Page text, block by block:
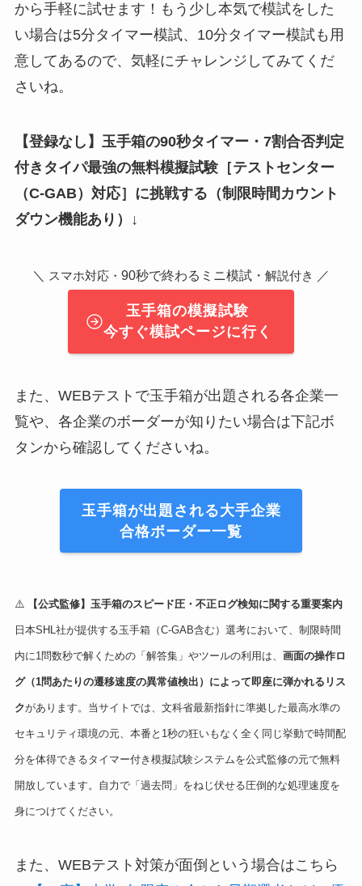
から手軽に試せます！もう少し本気で模試をした
い場合は5分タイマー模試、10分タイマー模試も用
意してあるので、気軽にチャレンジしてみてくだ
さいね。
【登録なし】玉手箱の90秒タイマー・7割合否判定
付きタイパ最強の無料模擬試験［テストセンター
（C-GAB）対応］ に挑戦する（制限時間カウント
ダウン機能あり）↓
＼ スマホ対応・ 90秒で終わるミニ模試・ 解説付き ／
玉手箱の模擬試験
今すぐ模試ページに行く
また、WEBテストで玉手箱が出題される各企業一
覧や、各企業のボーダーが知りたい場合は下記ボ
タンから確認してくださいね。
玉手箱が出題される大手企業
合格ボーダー一覧
⚠️ 【公式監修】玉手箱のスピード圧・不正ログ検知に関する重要案内
日本SHL社が提供する玉手箱（C-GAB含む）選考において、制限時間
内に1問数秒で解くための「解答集」やツールの利用は、 画面の操作ロ
グ（1問あたりの遷移速度の異常値検出）によって即座に弾かれるリス
クがあります。当サイトでは、文科省最新指針に準拠した最高水準の
セキュリティ環境の元、本番と1秒の狂いもなく全く同じ挙動で時間配
分を体得できるタイマー付き模擬試験システムを公式監修の元で無料
開放しています。自力で「過去問」をねじ伏せる圧倒的な処理速度を
身につけてください。
また、WEBテスト対策が面倒という場合はこちら